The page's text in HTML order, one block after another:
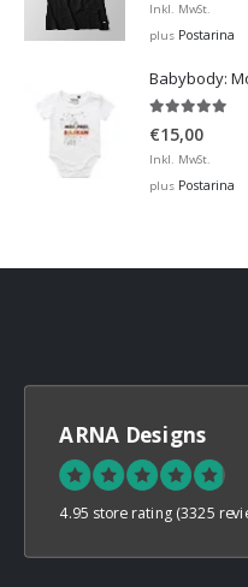
Inkl. MwSt.
plus Postarina
Babybody:
€15,00
Inkl. MwSt.
plus Postarina
ARNA Designs
4.95 store rating (3325